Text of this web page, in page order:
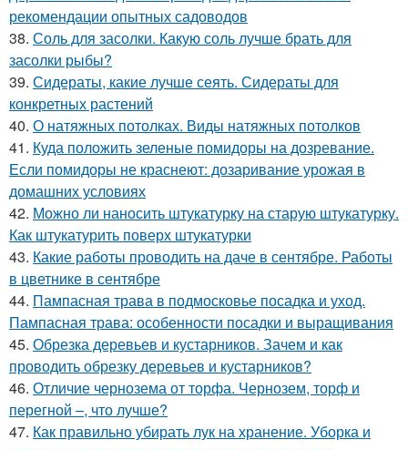
рекомендации опытных садоводов
38. Соль для засолки. Какую соль лучше брать для
засолки рыбы?
39. Сидераты, какие лучше сеять. Сидераты для
конкретных растений
40. О натяжных потолках. Виды натяжных потолков
41. Куда положить зеленые помидоры на дозревание.
Если помидоры не краснеют: дозаривание урожая в
домашних условиях
42. Можно ли наносить штукатурку на старую штукатурку.
Как штукатурить поверх штукатурки
43. Какие работы проводить на даче в сентябре. Работы
в цветнике в сентябре
44. Пампасная трава в подмосковье посадка и уход.
Пампасная трава: особенности посадки и выращивания
45. Обрезка деревьев и кустарников. Зачем и как
проводить обрезку деревьев и кустарников?
46. Отличие чернозема от торфа. Чернозем, торф и
перегной –, что лучше?
47. Как правильно убирать лук на хранение. Уборка и